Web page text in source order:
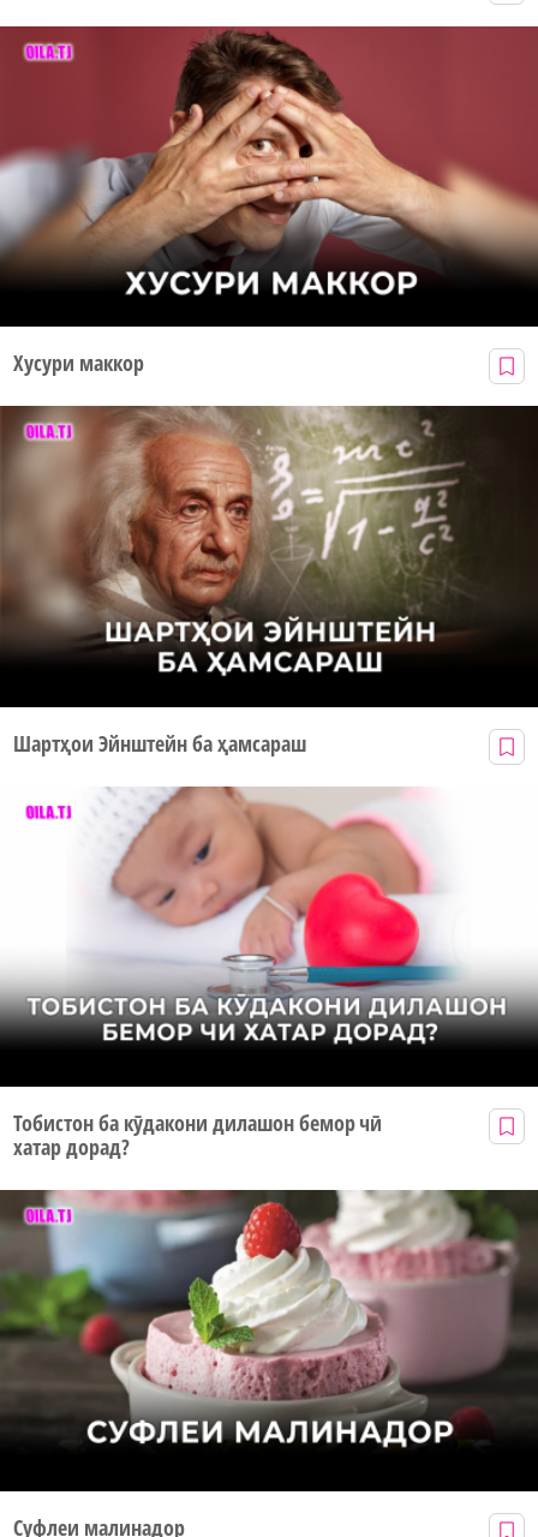
Хусури маккор
Шартҳои Эйнштейн ба ҳамсараш
Тобистон ба кӯдакони дилашон бемор чӣ
хатар дорад?
Суфлеи малинадор